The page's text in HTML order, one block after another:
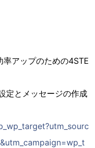
アップのための4STE
定とメッセージの作成